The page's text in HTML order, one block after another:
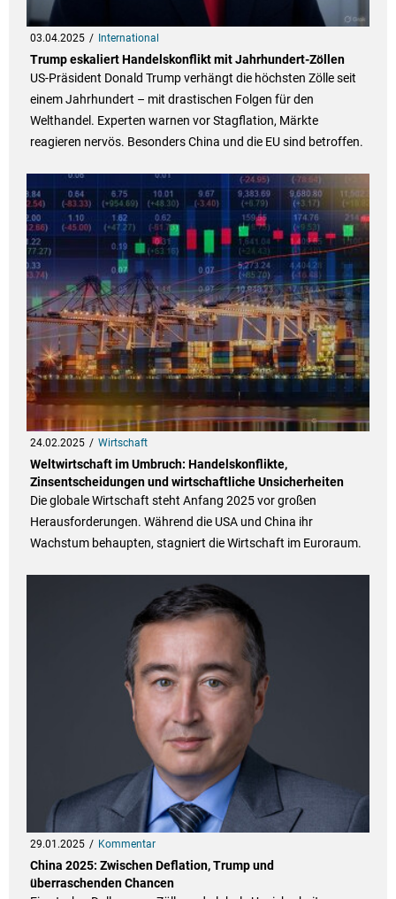
03.04.2025 International
Trump eskaliert Handelskonflikt mit Jahrhundert-Zöllen
US-Präsident Donald Trump verhängt die höchsten Zölle seit
einem Jahrhundert – mit drastischen Folgen für den
Welthandel. Experten warnen vor Stagflation, Märkte
reagieren nervös. Besonders China und die EU sind betroffen.
24.02.2025 Wirtschaft
Weltwirtschaft im Umbruch: Handelskonflikte,
Zinsentscheidungen und wirtschaftliche Unsicherheiten
Die globale Wirtschaft steht Anfang 2025 vor großen
Herausforderungen. Während die USA und China ihr
Wachstum behaupten, stagniert die Wirtschaft im Euroraum.
29.01.2025 Kommentar
China 2025: Zwischen Deflation, Trump und
überraschenden Chancen